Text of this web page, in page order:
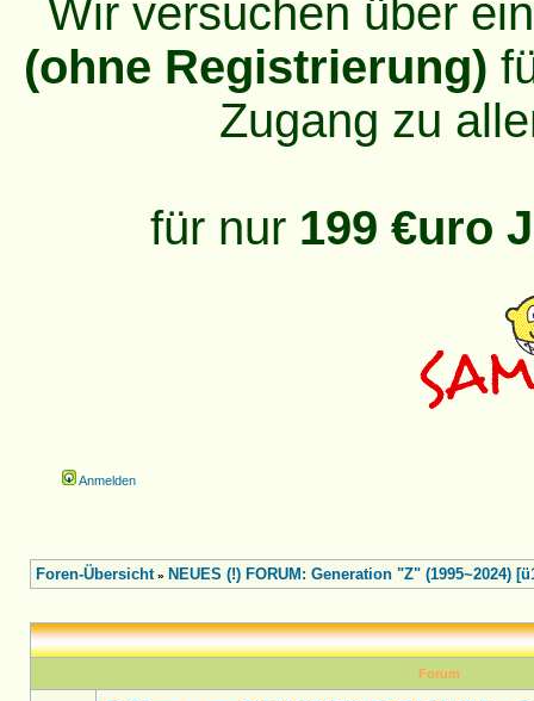
Wir versuchen über
(ohne Registrierung)
Zugang zu
für nur 199 €uro
Anmelden
Foren-Übersicht» NEUES (!) FORUM: Generation "Z" (1995~2024)
Forum